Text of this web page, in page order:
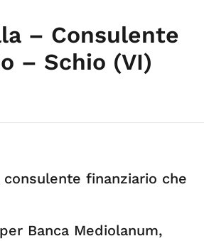
– Consulente
– Schio (VI)
consulente finanziario che
Banca Mediolanum,